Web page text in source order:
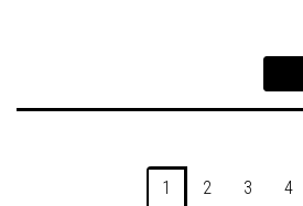
1 2 3 4